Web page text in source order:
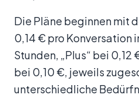
Die Pläne beginnen mit
0,14 € pro Konversation
Stunden, „Plus“ bei 0,12
bei 0,10 €, jeweils
unterschiedliche